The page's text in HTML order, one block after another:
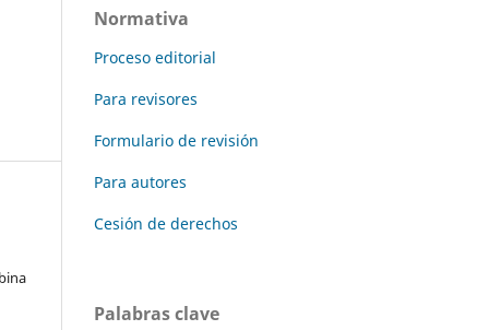
Normativa
Proceso editorial
Para revisores
Formulario de revisión
Para autores
Cesión de derechos
Palabras clave